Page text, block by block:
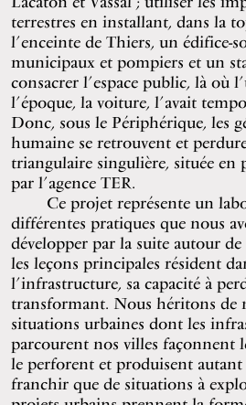
terrestres en installant, dans la
l’enceinte de Thiers, un édifice-
municipaux et pompiers et un
consacrer l’espace public, là où
l’époque, la voiture, l’avait
Donc, sous le Périphérique, les
humaine se retrouvent et
triangulaire singulière, située en
par l’agence TER.
Ce projet représente un
différentes pratiques que nous
développer par la suite autour
les leçons principales résident
l’infrastructure, sa capacité à
transformant. Nous héritons de
situations urbaines dont les
parcourent nos villes façonnent
le perforent et produisent autant
franchir que de situations à